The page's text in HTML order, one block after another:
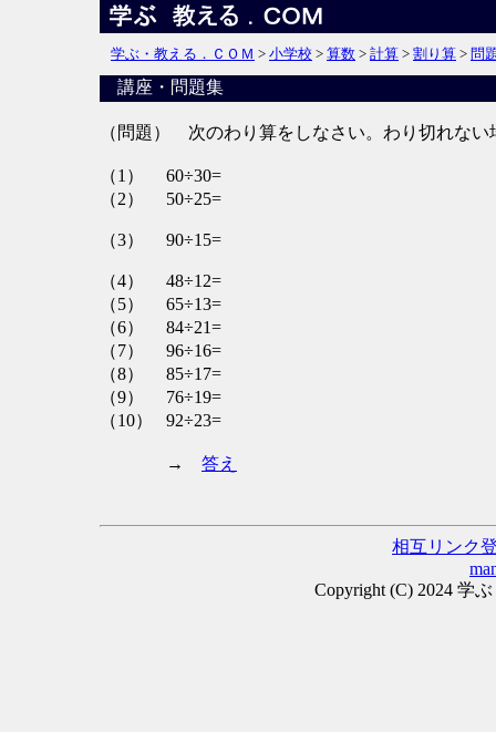
学ぶ・教える．ＣＯＭ > 小学校 > 算数 > 計算 > 割り算 > 問
講座・問題集
（問題） 次のわり算をしなさい。わり切れな
（1）
60÷30=
（2）
50÷25=
（3） 90÷15=
（4）
48÷12=
（5）
65÷13=
（6）
84÷21=
（7）
96÷16=
（8）
85÷17=
（9）
76÷19=
（10）
92÷23=
→ 答え
相互リンク
Copyright (C) 2024 学